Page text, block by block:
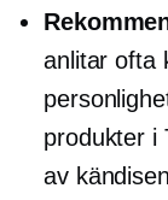
anlitar ofta
produkter i
av